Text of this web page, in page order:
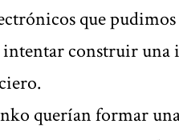
que
intentar construir una
querían formar